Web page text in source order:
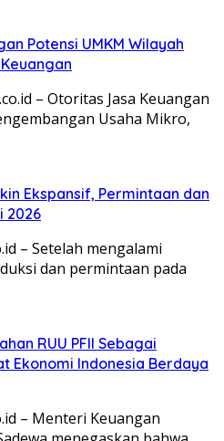
Potensi UMKM Wilayah
– Otoritas Jasa Keuangan
Usaha Mikro,
Ekspansif, Permintaan dan
2026
– Setelah mengalami
dan permintaan pada
RUU PFII Sebagai
Ekonomi Indonesia Berdaya
– Menteri Keuangan